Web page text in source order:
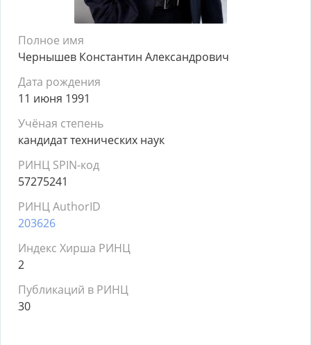
Полное имя
Чернышев Константин Александрович
Дата рождения
11 июня 1991
Учёная степень
кандидат технических наук
РИНЦ SPIN-код
57275241
РИНЦ AuthorID
203626
Индекс Хирша РИНЦ
2
Публикаций в РИНЦ
30